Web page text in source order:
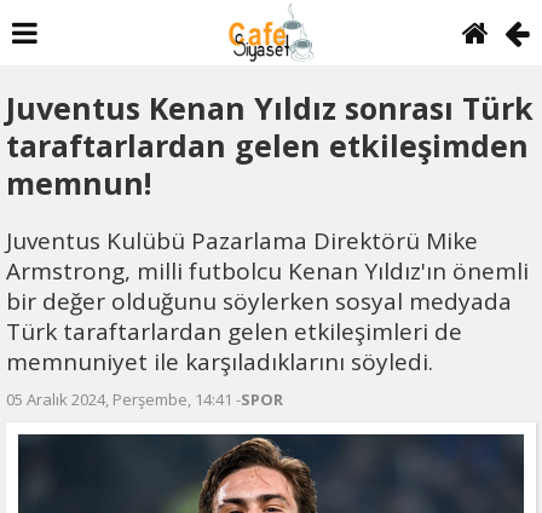
Juventus Kenan Yıldız sonrası Türk
taraftarlardan gelen etkileşimden
memnun!
Juventus Kulübü Pazarlama Direktörü Mike
Armstrong, milli futbolcu Kenan Yıldız'ın önemli
bir değer olduğunu söylerken sosyal medyada
Türk taraftarlardan gelen etkileşimleri de
memnuniyet ile karşıladıklarını söyledi.
05 Aralık 2024, Perşembe, 14:41 -SPOR